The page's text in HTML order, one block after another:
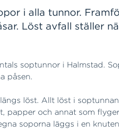
i alla tunnor.
Löst avfall ställer
soptunnor i Halmstad.
påsen.
löst. Allt löst i
papper och annat som
soporna läggs i en